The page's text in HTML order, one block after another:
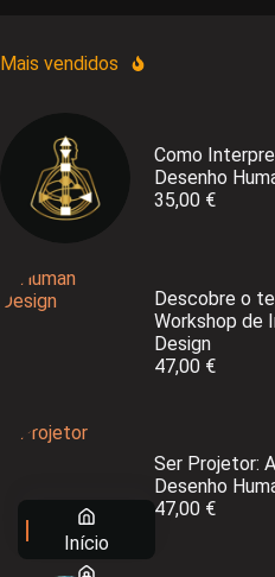
Mais vendidos
Como
Desenho
35,00 €
Descobre o
Workshop de
Design
47,00 €
Ser Projetor:
Desenho
47,00 €
Início